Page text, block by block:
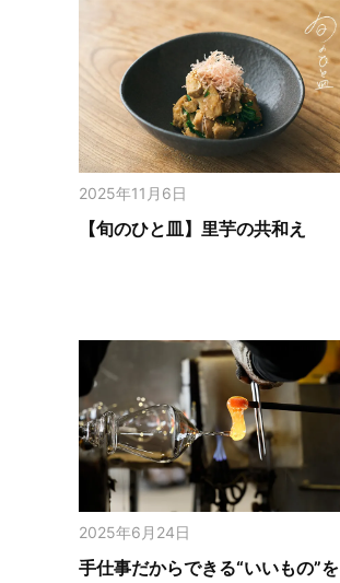
2025年11月6日
【旬のひと皿】里芋の共和え
2025年6月24日
手仕事だからできる“いいもの”を